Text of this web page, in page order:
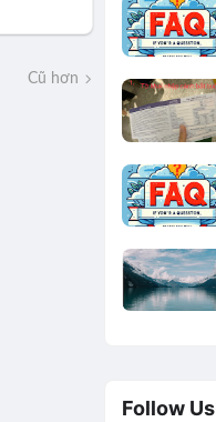
Cũ hơn
Follow Us